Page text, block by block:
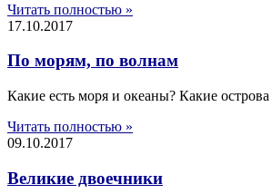
Читать полностью »
17.10.2017
По морям, по волнам
Какие есть моря и океаны? Какие
Читать полностью »
09.10.2017
Великие двоечники